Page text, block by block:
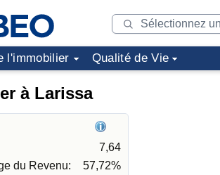
l'immobilier Qualité de Vie
à Larissa
7,64
du Revenu:
57,72%